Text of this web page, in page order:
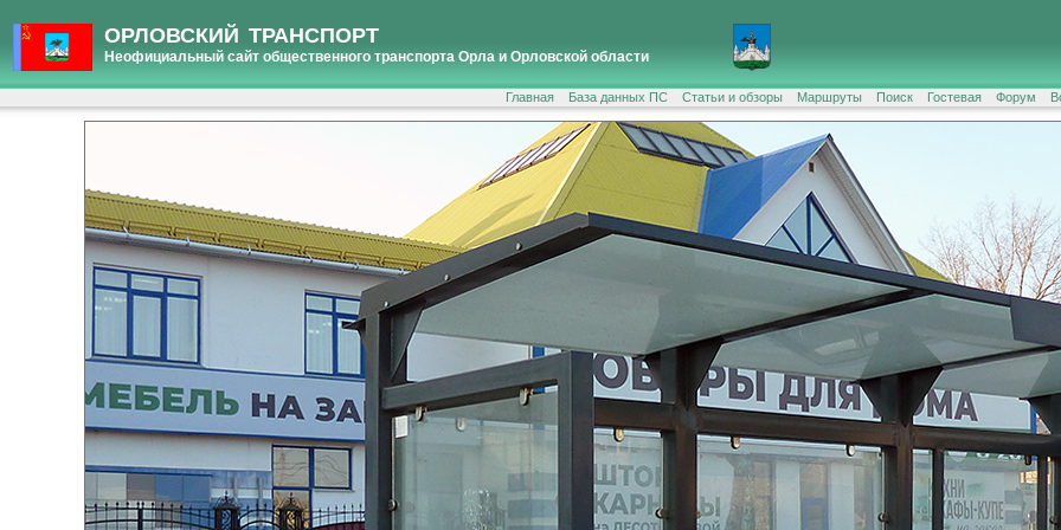
ОРЛОВСКИЙ ТРАНСПОРТ
Неофициальный сайт общественного транспорта Орла и Орловской области
Главная База данных ПС Статьи и обзоры Маршруты Поиск Гостевая Форум